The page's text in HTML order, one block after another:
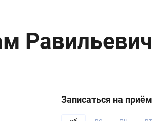
Равильевич
Записаться на приём